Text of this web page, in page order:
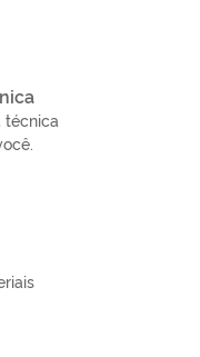
técnica